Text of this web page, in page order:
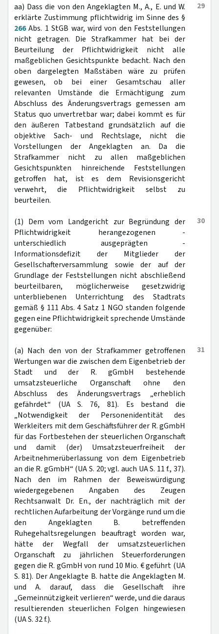
29
aa) Dass die von den Angeklagten M., A., E. und W.
erklärte Zustimmung pflichtwidrig im Sinne des §
266Abs. 1 StGB war, wird von den Feststellungen
nicht getragen. Die Strafkammer hat bei der
Beurteilung der Pflichtwidrigkeit nicht alle
maßgeblichen Gesichtspunkte bedacht. Nach den
oben dargelegten Maßstäben wäre zu prüfen
gewesen, ob bei einer Gesamtschau aller
relevanten Umstände die Ermächtigung zum
Abschluss des Änderungsvertrags gemessen am
Status quo unvertretbar war; dabei kommt es für
den äußeren Tatbestand grundsätzlich auf die
objektive Sach- und Rechtslage, nicht die
Vorstellungen der Angeklagten an. Da die
Strafkammer nicht zu allen maßgeblichen
Gesichtspunkten hinreichende Feststellungen
getroffen hat, ist es dem Revisionsgericht
verwehrt, die Pflichtwidrigkeit selbst zu
beurteilen.
30
(1) Dem vom Landgericht zur Begründung der
Pflichtwidrigkeit herangezogenen -
unterschiedlich ausgeprägten -
Informationsdefizit der Mitglieder der
Gesellschafterversammlung sowie der auf der
Grundlage der Feststellungen nicht abschließend
beurteilbaren, möglicherweise gesetzwidrig
unterbliebenen Unterrichtung des Stadtrats
gemäß § 111 Abs. 4 Satz 1 NGO standen folgende
gegen eine Pflichtwidrigkeit sprechende Umstände
gegenüber:
31
(a) Nach den von der Strafkammer getroffenen
Wertungen war die zwischen dem Eigenbetrieb der
Stadt und der R. gGmbH bestehende
umsatzsteuerliche Organschaft ohne den
Abschluss des Änderungsvertrags „erheblich
gefährdet“ (UA S. 76, 81). Es bestand die
„Notwendigkeit der Personenidentität des
Werkleiters mit dem Geschäftsführer der R. gGmbH
für das Fortbestehen der steuerlichen Organschaft
und damit (der) Umsatzsteuerfreiheit der
Arbeitnehmerüberlassung von dem Eigenbetrieb
an die R. gGmbH“ (UA S. 20; vgl. auch UA S. 11 f., 37).
Nach den im Rahmen der Beweiswürdigung
wiedergegebenen Angaben des Zeugen
Rechtsanwalt Dr. En., der nachträglich mit der
rechtlichen Aufarbeitung der Vorgänge rund um die
den Angeklagten B. betreffenden
Ruhegehaltsregelungen beauftragt worden war,
hätte der Wegfall der umsatzsteuerlichen
Organschaft zu jährlichen Steuerforderungen
gegen die R. gGmbH von rund 10 Mio. € geführt (UA
S. 81). Der Angeklagte B. hatte die Angeklagten M.
und A. darauf, dass die Gesellschaft ihre
„Gemeinnützigkeit verlieren“ werde, und die daraus
resultierenden steuerlichen Folgen hingewiesen
(UA S. 32 f.).